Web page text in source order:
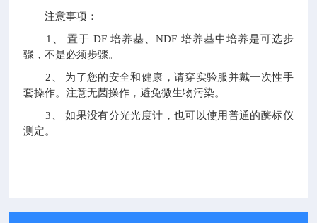
注意事项：
1、 置于 DF 培养基、NDF 培养基中培养是可选步
骤，不是必须步骤。
2、 为了您的安全和健康，请穿实验服并戴一次性手
套操作。注意无菌操作，避免微生物污染。
3、 如果没有分光光度计，也可以使用普通的酶标仪
测定。